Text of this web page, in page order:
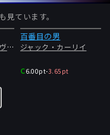
ています。
ジェフリー・ディーヴァー
百番目の男
ジャック・カーリイ
C6.00pt-3.65pt